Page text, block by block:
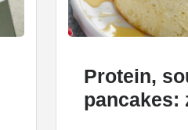
Protein,
pancakes: